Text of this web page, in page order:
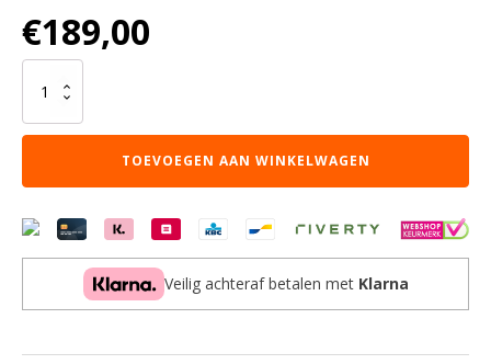
€189,00
Lago
Oker
69
130
190
TOEVOEGEN AAN WINKELWAGEN
Veilig achteraf betalen met Klarna